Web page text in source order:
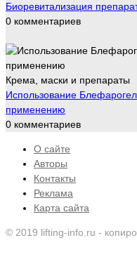
Биоревитализация
0 комментариев
Крема, маски и препараты
Использование
применению
0 комментариев
О сайте
Авторы
Контакты
Реклама
Карта сайта
© 2019 lifting-info.ru -